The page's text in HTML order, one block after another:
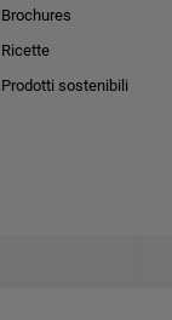
Brochures
Ricette
Prodotti sostenibili